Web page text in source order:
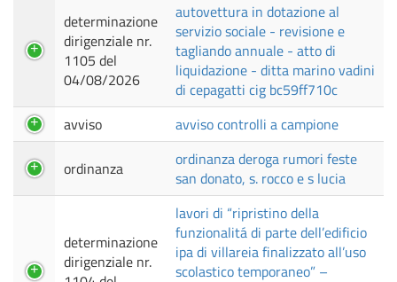
determinazione
dirigenziale nr.
1105 del
04/08/2026
autovettura in dotazione al
servizio sociale - revisione e
tagliando annuale - atto di
liquidazione - ditta marino vadini
di cepagatti cig bc59ff710c
avviso
avviso controlli a campione
ordinanza
ordinanza deroga rumori feste
san donato, s. rocco e s lucia
determinazione
dirigenziale nr.
lavori di “ripristino della
funzionalitá di parte dell’edificio
ipa di villareia finalizzato all’uso
scolastico temporaneo” –